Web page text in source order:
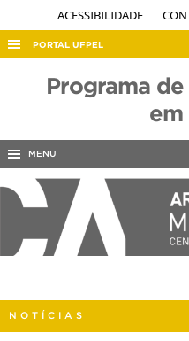
ACESSIBILIDADE
PORTAL UFPEL
EDITAIS
INTERNACIONAL
OUVIDORIA
TELEFONES
Programa
em
MENU
NOTÍCIAS